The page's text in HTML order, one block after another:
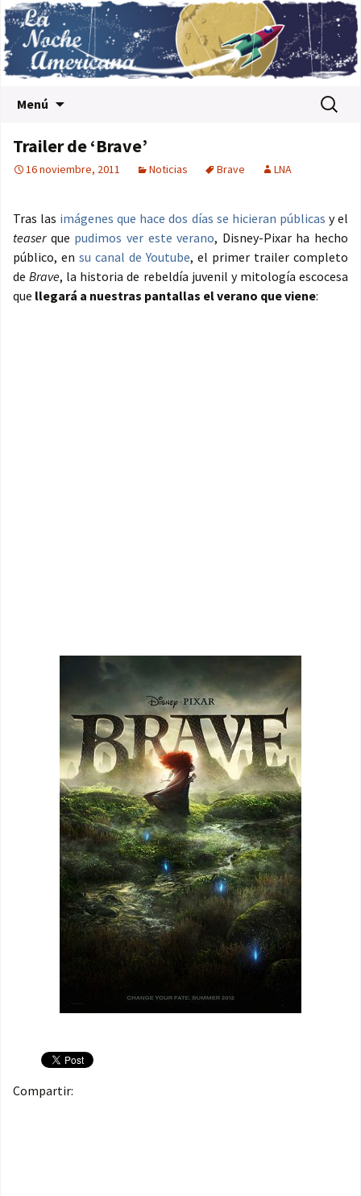
Menú Buscar:
Trailer de ‘Brave’
16 noviembre, 2011 Noticias Brave LNA
Tras las imágenes que hace dos días se hicieran públicas y el
teaser que pudimos ver este verano, Disney-Pixar ha hecho
público, en su canal de Youtube, el primer trailer completo
deBrave, la historia de rebeldía juvenil y mitología escocesa
que llegará a nuestras pantallas el verano que viene:
Compartir: